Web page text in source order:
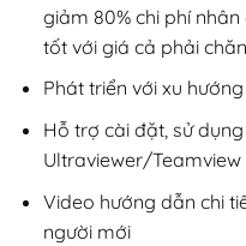
giảm 80% chi phí
tốt với giá cả phải
Phát triển với xu hướng
Hỗ trợ cài đặt, sử
Ultraviewer/Teamview
Video hướng dẫn chi
người mới